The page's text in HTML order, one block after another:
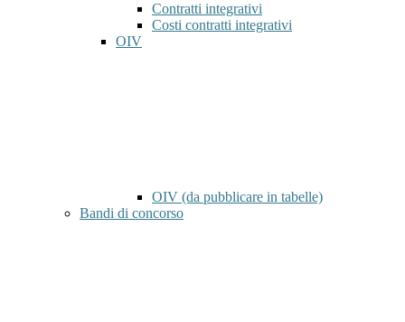
Contratti integrativi
Costi contratti integrativi
OIV
OIV (da pubblicare in tabelle)
Bandi di concorso